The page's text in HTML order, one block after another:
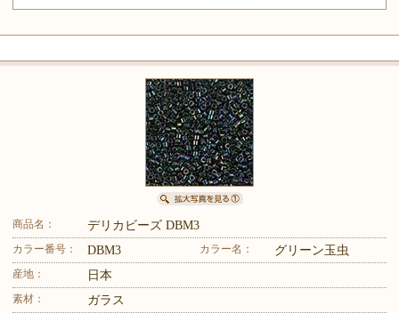
商品名： デリカビーズ DBM3
カラー番号： DBM3 カラー名： グリーン玉虫
産地： 日本
素材： ガラス